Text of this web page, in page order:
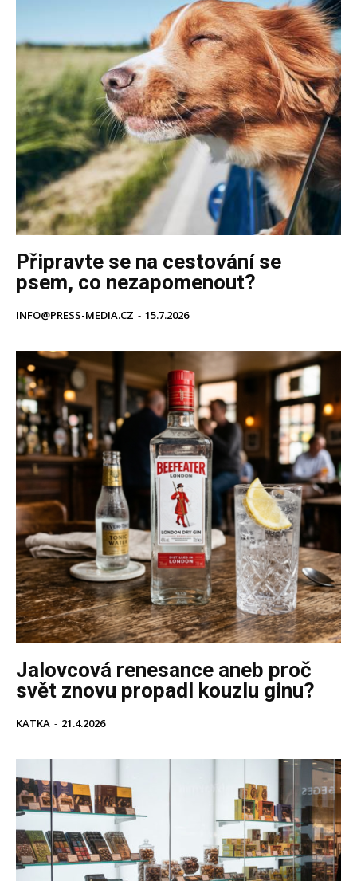
Připravte se na cestování se
psem, co nezapomenout?
INFO@PRESS-MEDIA.CZ - 15.7.2026
Jalovcová renesance aneb proč
svět znovu propadl kouzlu ginu?
KATKA - 21.4.2026